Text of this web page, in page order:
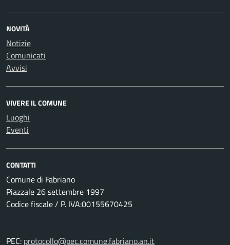
NOVITÀ
Notizie
Comunicati
Avvisi
VIVERE IL COMUNE
Luoghi
Eventi
CONTATTI
Comune di Fabriano
Piazzale 26 settembre 1997
Codice fiscale / P. IVA:00155670425
PEC: protocollo@pec.comune.fabriano.an.it